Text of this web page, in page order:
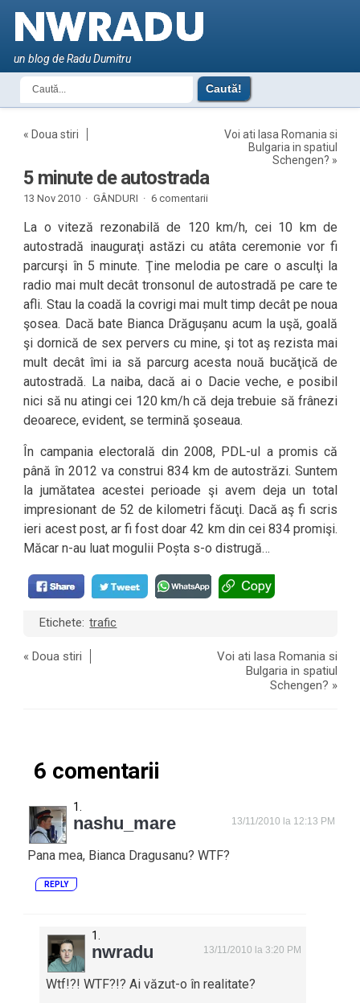
un blog de Radu Dumitru
« Doua stiri
Voi ati lasa Romania si
Bulgaria in spatiul
Schengen? »
5 minute de autostrada
13 Nov 2010 · GÂNDURI · 6 comentarii
La o viteză rezonabilă de 120 km/h, cei 10 km de
autostradă inauguraţi astăzi cu atâta ceremonie vor fi
parcurşi în 5 minute. Ţine melodia pe care o asculţi la
radio mai mult decât tronsonul de autostradă pe care te
afli. Stau la coadă la covrigi mai mult timp decât pe noua
şosea. Dacă bate Bianca Drăgușanu acum la uşă, goală
şi dornică de sex pervers cu mine, şi tot aş rezista mai
mult decât îmi ia să parcurg acesta nouă bucăţică de
autostradă. La naiba, dacă ai o Dacie veche, e posibil
nici să nu atingi cei 120 km/h că deja trebuie să frânezi
deoarece, evident, se termină şoseaua.
În campania electorală din 2008, PDL-ul a promis că
până în 2012 va construi 834 km de autostrăzi. Suntem
la jumătatea acestei perioade şi avem deja un total
impresionant de 52 de kilometri făcuţi. Dacă aş fi scris
ieri acest post, ar fi fost doar 42 km din cei 834 promişi.
Măcar n-au luat mogulii Poșta s-o distrugă…
Etichete: trafic
«Doua stiri
Voi ati lasa Romania si
Bulgaria in spatiul
Schengen? »
6 comentarii
nashu_mare 13/11/2010 la 12:13 PM
Pana mea, Bianca Dragusanu? WTF?
REPLY
nwradu 13/11/2010 la 3:20 PM
Wtf!?! WTF?!? Ai văzut-o în realitate?